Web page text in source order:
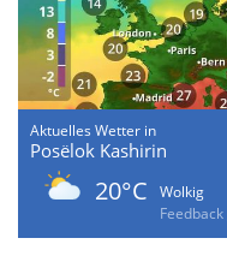
Aktuelles Wetter in
Posëlok Kashirin
20°C
Wolkig